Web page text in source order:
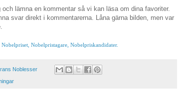
och lämna en kommentar så vi kan läsa om dina favoriter.
svar direkt i kommentarerna. Låna gärna bilden, men var
Nobelpriset, Nobelpristagare, Nobelpriskandidater.
Noblesser